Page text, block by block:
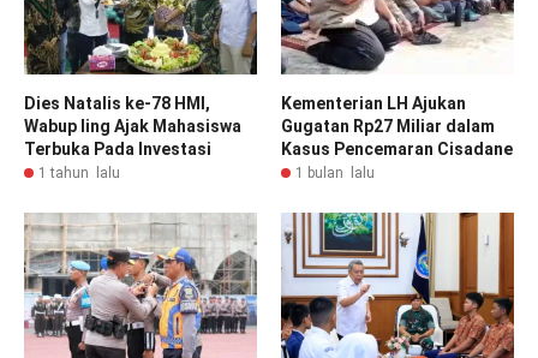
Dies Natalis ke-78 HMI,
Wabup Iing Ajak Mahasiswa
Terbuka Pada Investasi
1 tahun lalu
Kementerian LH Ajukan
Gugatan Rp27 Miliar dalam
Kasus Pencemaran Cisadane
1 bulan lalu